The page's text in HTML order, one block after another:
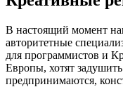
В настоящий момент
авторитетные
для программистов и
Европы, хотят
предпринимаются,